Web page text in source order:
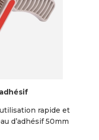
rapide et
d’adhésif 50mm